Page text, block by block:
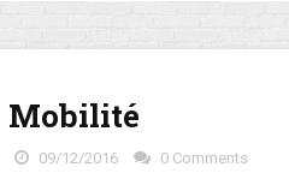
Mobilité
09/12/2016 0 Comments